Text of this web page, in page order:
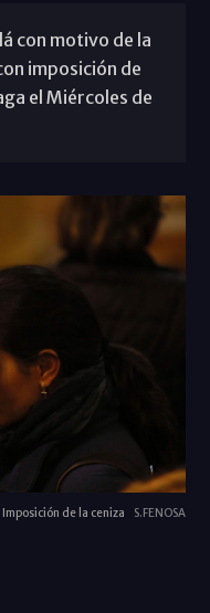
con motivo de la
imposición de
el Miércoles de
Imposición de la ceniza S.FENOSA